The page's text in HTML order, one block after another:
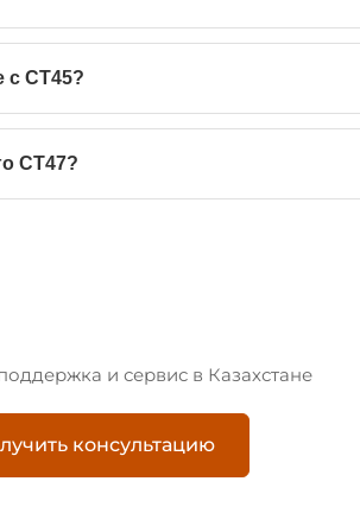
с CT45?
CT47?
и сервис в Казахстане
консультацию